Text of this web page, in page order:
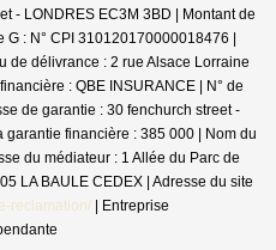
- LONDRES EC3M 3BD | Montant de
: N° CPI 310120170000018476 |
de délivrance : 2 rue Alsace Lorraine
: QBE INSURANCE | N° de
de garantie : 30 fenchurch street -
garantie financière : 385 000 | Nom du
du médiateur : 1 Allée du Parc de
LA BAULE CEDEX | Adresse du site
reclamation/ | Entreprise